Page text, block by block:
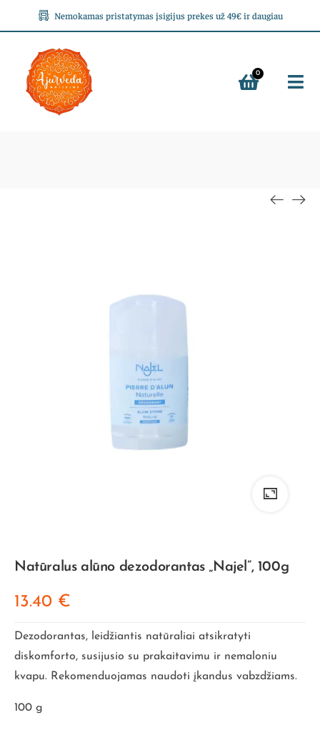
Nemokamas pristatymas įsigijus prekes už 49€ ir daugiau
0
Natūralus alūno dezodorantas „Najel”, 100g
13.40 €
Dezodorantas, leidžiantis natūraliai atsikratyti
diskomforto, susijusio su prakaitavimu ir nemaloniu
kvapu. Rekomenduojamas naudoti įkandus vabzdžiams.
100 g